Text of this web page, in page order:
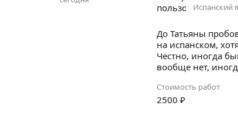
Испанский
До Татьяны
на испанском,
Честно, иногда
вообще нет,
Стоимость работ
2500 ₽